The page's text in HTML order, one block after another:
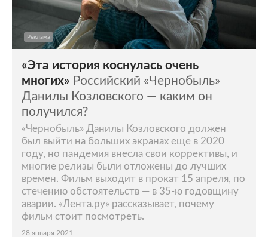
Реклама
«Эта история коснулась очень
многих» Российский «Чернобыль»
Данилы Козловского — каким он
получился?
«Чернобыль» Данилы Козловского должен
был выйти на больших экранах еще в 2020
году, но пандемия внесла свои коррективы, и
многие релизы были отложены до лучших
времен. Фильм выходит в прокат 15 апреля, по
стечению обстоятельств — в 35-ю годовщину
аварии. «Лента.ру» рассказывает, почему
фильм стоит посмотреть.
28 января 2021